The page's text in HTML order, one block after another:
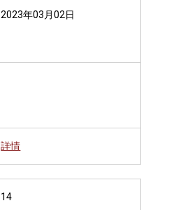
2023年03月02日
詳情
14